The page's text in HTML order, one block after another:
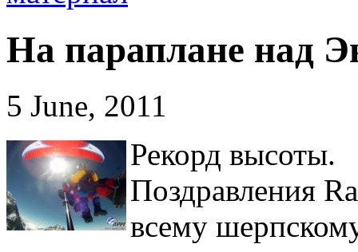
На параплане над
5 June, 2011
Рекорд высоты.
Поздравления
всему